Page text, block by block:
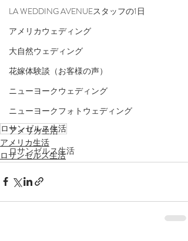
LA WEDDING AVENUEスタッフの1日
アメリカウェディング
大自然ウェディング
花嫁体験談（お客様の声）
ニューヨークウェディング
ニューヨークフォトウェディング
アメリカ生活
ロサンゼルス生活
ロサンゼルス生活
アメリカ生活
ロサンゼルス生活